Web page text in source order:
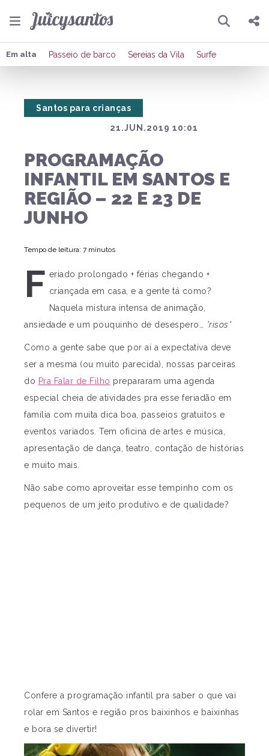
Pesquisar
Compartilhar
Em alta Passeio de barco Sereias da Vila Surfe
21.JUN.2019 10:01
Santos para crianças
PROGRAMAÇÃO
INFANTIL EM SANTOS E
REGIÃO – 22 E 23 DE
JUNHO
Tempo de leitura: 7 minutos
F eriado prolongado + férias chegando +
criançada em casa, e a gente tá como?
Naquela mistura intensa de animação,
ansiedade e um pouquinho de desespero…
*risos*
Como a gente sabe que por ai a expectativa deve
ser a mesma (ou muito parecida), nossas parceiras
do Pra Falar de Filho prepararam uma agenda
especial cheia de atividades pra esse feriadão em
família com muita dica boa, passeios gratuitos e
eventos variados. Tem oficina de artes e música,
apresentação de dança, teatro, contação de histórias
e muito mais.
Não sabe como aproveitar esse tempinho com os
pequenos de um jeito produtivo e de qualidade?
Confere a programação infantil pra saber o que vai
rolar em Santos e região pros baixinhos e baixinhas
e bora se divertir!